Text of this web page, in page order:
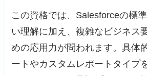
この資格では、Salesforceの標
い理解に加え、複雑なビジネス
めの応用力が問われます。具体
ートやカスタムレポートタイプ